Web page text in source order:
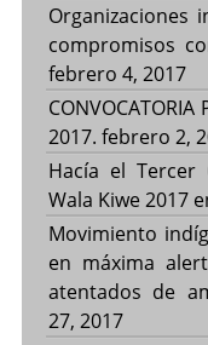
Organizaciones
compromisos
febrero 4, 2017
CONVOCATORIA
2017. febrero 2,
Hacía el Tercer
Wala Kiwe 2017
Movimiento
en máxima
atentados de
27, 2017